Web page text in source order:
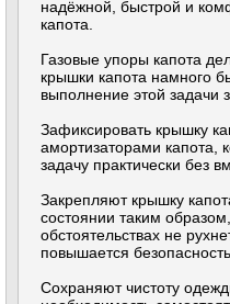
надёжной, быстрой и
капота.
Газовые упоры капота
крышки капота намного
выполнение этой задачи
Зафиксировать крышку
амортизаторами капота,
задачу практически без
Закрепляют крышку
состоянии таким
обстоятельствах не
повышается
Сохраняют чистоту